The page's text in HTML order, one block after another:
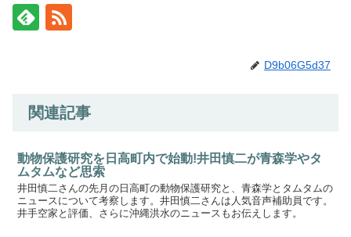
D9b06G5d37
関連記事
動物保護研究を日高町内で始動!井田慎二が青森学やタ
ムタムなど思索
井田慎二さんの先月の日高町の動物保護研究と、青森学とタムタムの
ニュースについて考察します。井田慎二さんは人気音声補助員です。
井手空家と評価、さらに沖縄洪水のニュースもお伝えします。